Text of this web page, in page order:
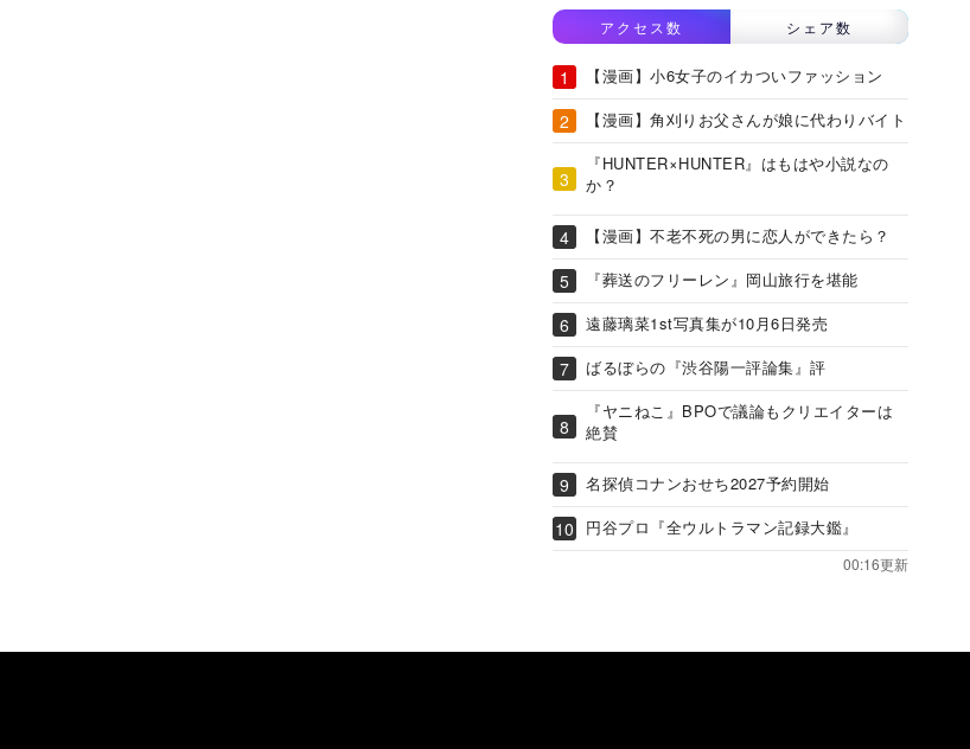
アクセス数 シェア数
【漫画】小6女子のイカついファッション
【漫画】角刈りお父さんが娘に代わりバイト
『HUNTER×HUNTER』はもはや小説なの
か？
【漫画】不老不死の男に恋人ができたら？
『葬送のフリーレン』岡山旅行を堪能
遠藤璃菜1st写真集が10月6日発売
ばるぼらの『渋谷陽一評論集』評
『ヤニねこ』BPOで議論もクリエイターは
絶賛
名探偵コナンおせち2027予約開始
円谷プロ『全ウルトラマン記録大鑑』
00:16更新